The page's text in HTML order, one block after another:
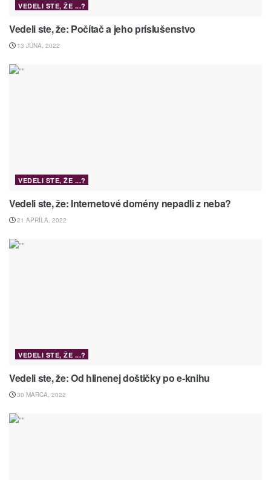
VEDELI STE, ŽE ...?
Vedeli ste, že: Počítač a jeho príslušenstvo
13 JÚNA, 2022
VEDELI STE, ŽE ...?
Vedeli ste, že: Internetové domény nepadli z neba?
21 APRÍLA, 2022
VEDELI STE, ŽE ...?
Vedeli ste, že: Od hlinenej doštičky po e-knihu
30 MARCA, 2022